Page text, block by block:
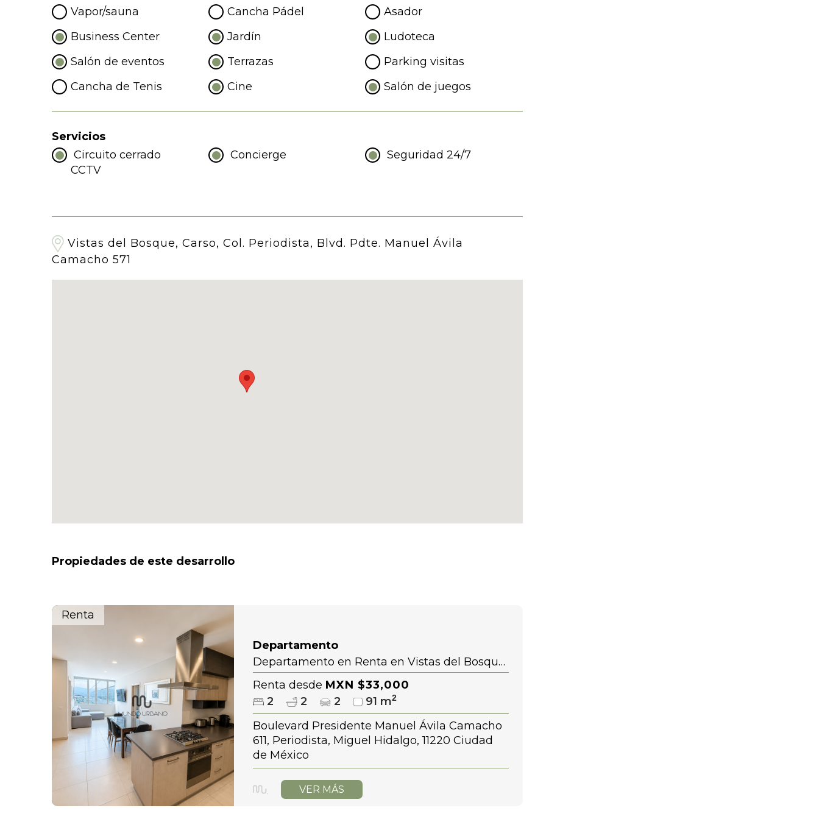
Vapor/sauna
Cancha Pádel
Asador
Business Center
Jardín
Ludoteca
Salón de eventos
Terrazas
Parking visitas
Cancha de Tenis
Cine Salón de juegos
Servicios
Circuito cerrado
CCTV
Concierge Seguridad 24/7
Vistas del Bosque, Carso, Col. Periodista, Blvd. Pdte. Manuel Ávila
Camacho 571
Propiedades de este desarrollo
Renta
Departamento
Departamento en Renta en Vistas del Bosque
Periodista Polanco Plaza Toreo
Renta desde MXN $33,000
2
2 2 91 m2
Boulevard Presidente Manuel Ávila Camacho
611, Periodista, Miguel Hidalgo, 11220 Ciudad
de México
VER MÁS